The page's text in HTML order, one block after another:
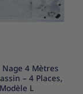
Nage 4 Mètres
– 4 Places,
Modèle L